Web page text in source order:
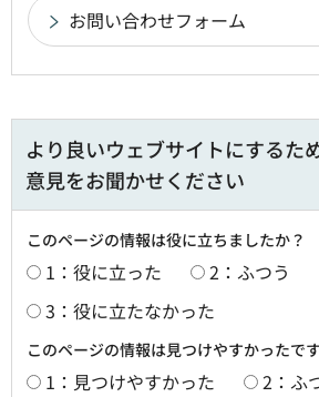
より良いウェブサイトにするた
意見をお聞かせください
このページの情報は役に立ちましたか？
1：役に立った
2：ふつう
3：役に立たなかった
このページの情報は見つけやすかったで
1：見つけやすかった
2：ふ